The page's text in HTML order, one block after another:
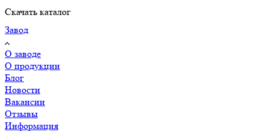
Скачать каталог
Завод
О заводе
О продукции
Блог
Новости
Вакансии
Отзывы
Информация